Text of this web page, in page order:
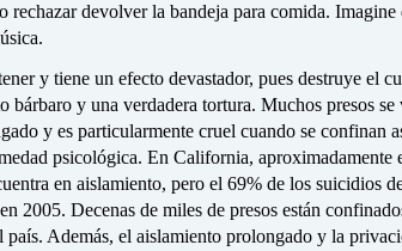
rechazar devolver la bandeja para comida. Imagine
y tiene un efecto devastador, pues destruye el
bárbaro y una verdadera tortura. Muchos presos se
y es particularmente cruel cuando se confinan
psicológica. En California, aproximadamente
en aislamiento, pero el 69% de los suicidios
2005. Decenas de miles de presos están
país. Además, el aislamiento prolongado y la